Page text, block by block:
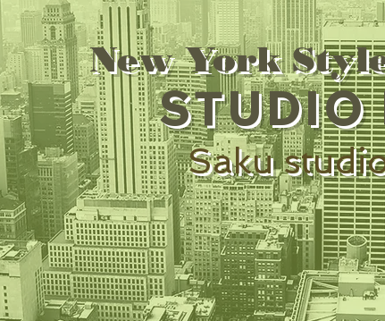
New York
STUDIO
Saku